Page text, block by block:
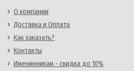
О компании
Доставка и Оплата
Как заказать?
Контакты
Именинникам - скидка до 10%